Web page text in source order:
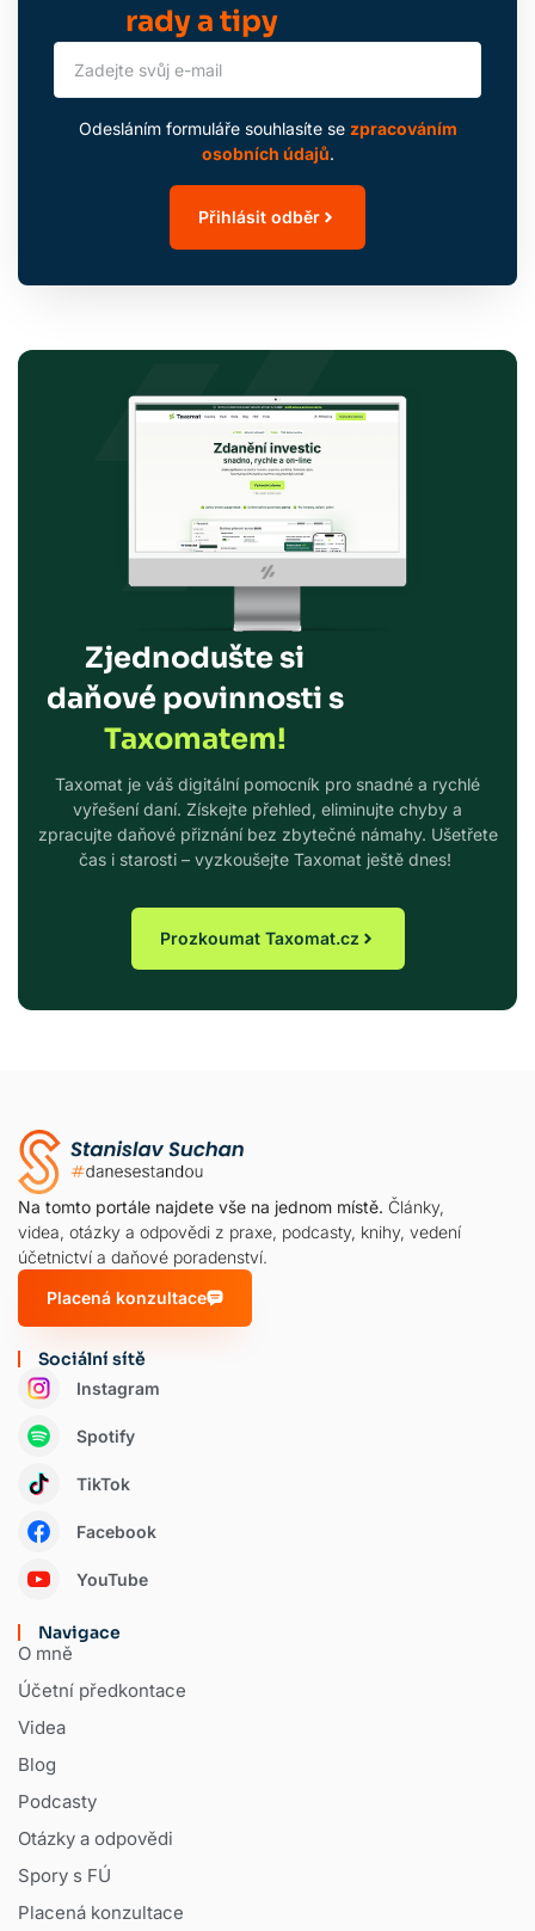
rady a tipy
Odesláním formuláře souhlasíte se zpracováním
osobních údajů.
Přihlásit odběr
Zjednodušte si
daňové povinnosti s
Taxomatem!
Taxomat je váš digitální pomocník pro snadné a rychlé
vyřešení daní. Získejte přehled, eliminujte chyby a
zpracujte daňové přiznání bez zbytečné námahy. Ušetřete
čas i starosti – vyzkoušejte Taxomat ještě dnes!
Prozkoumat Taxomat.cz
Na tomto portále najdete vše na jednom místě. Články,
videa, otázky a odpovědi z praxe, podcasty, knihy, vedení
účetnictví a daňové poradenství.
Placená konzultace
Sociální sítě
Instagram
Spotify
TikTok
Facebook
YouTube
Navigace
O mně
Účetní předkontace
Videa
Blog
Podcasty
Otázky a odpovědi
Spory s FÚ
Placená konzultace